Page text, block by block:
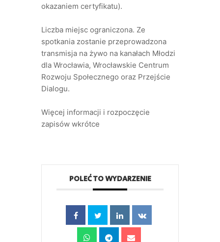
okazaniem certyfikatu).
Liczba miejsc ograniczona. Ze
spotkania zostanie przeprowadzona
transmisja na żywo na kanałach Młodzi
dla Wrocławia, Wrocławskie Centrum
Rozwoju Społecznego oraz Przejście
Dialogu.
Więcej informacji i rozpoczęcie
zapisów wkrótce
POLEĆ TO WYDARZENIE